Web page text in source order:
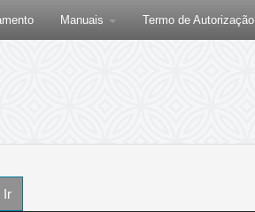
Manuais Termo de Autorização